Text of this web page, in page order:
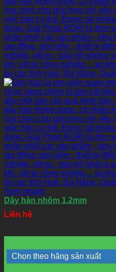
Xem nhanh
Dây hàn nhôm 1.2mm
Liên hệ
Chọn theo hãng sản xuất